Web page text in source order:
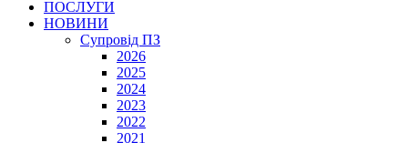
ПОСЛУГИ
НОВИНИ
Супровід ПЗ
2026
2025
2024
2023
2022
2021